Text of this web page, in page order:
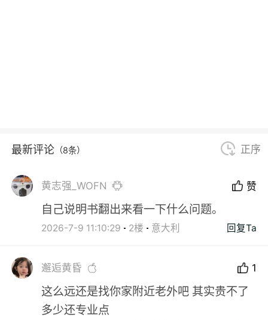
最新评论 （8条） 正序
黄志强_WOFN 赞
自己说明书翻出来看一下什么问题。
2026-7-9 11:10:29 2楼 意大利 回复Ta
邂逅黄昏 1
这么远还是找你家附近老外吧 其实贵不了
多少还专业点